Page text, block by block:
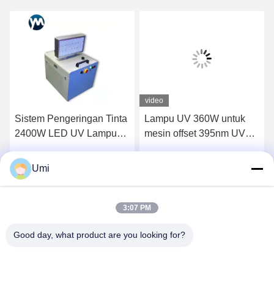
Sistem Pengeringan Tinta
2400W LED UV Lampu
video
Lampu UV 360W untuk
mesin offset 395nm UV
Umi
3:07 PM
Good day, what product are you looking for?